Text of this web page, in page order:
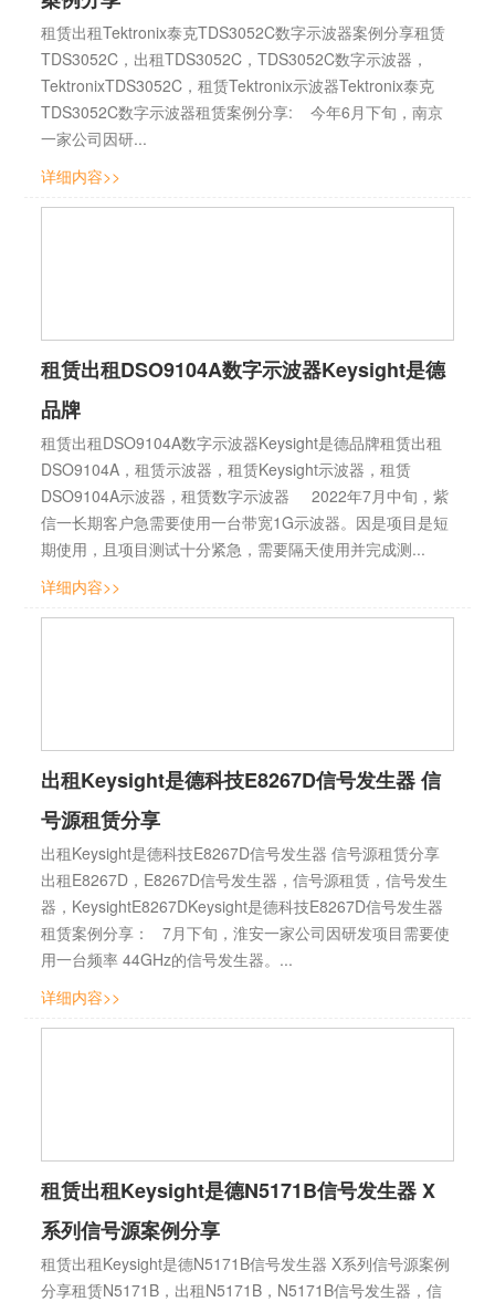
租赁出租Tektronix泰克TDS3052C数字示波器案例分享租赁
TDS3052C，出租TDS3052C，TDS3052C数字示波器，
TektronixTDS3052C，租赁Tektronix示波器Tektronix泰克
TDS3052C数字示波器租赁案例分享: 今年6月下旬，南京
一家公司因研...
详细内容>>
租赁出租DSO9104A数字示波器Keysight是德
品牌
租赁出租DSO9104A数字示波器Keysight是德品牌租赁出租
DSO9104A，租赁示波器，租赁Keysight示波器，租赁
DSO9104A示波器，租赁数字示波器 2022年7月中旬，紫
信一长期客户急需要使用一台带宽1G示波器。因是项目是短
期使用，且项目测试十分紧急，需要隔天使用并完成测...
详细内容>>
出租Keysight是德科技E8267D信号发生器 信
号源租赁分享
出租Keysight是德科技E8267D信号发生器 信号源租赁分享
出租E8267D，E8267D信号发生器，信号源租赁，信号发生
器，KeysightE8267DKeysight是德科技E8267D信号发生器
租赁案例分享： 7月下旬，淮安一家公司因研发项目需要使
用一台频率 44GHz的信号发生器。...
详细内容>>
租赁出租Keysight是德N5171B信号发生器 X
系列信号源案例分享
租赁出租Keysight是德N5171B信号发生器 X系列信号源案例
分享租赁N5171B，出租N5171B，N5171B信号发生器，信